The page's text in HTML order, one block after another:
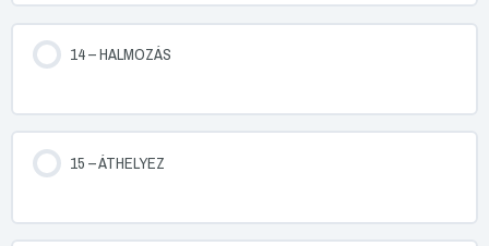
14 – HALMOZÁS
15 – ÁTHELYEZ